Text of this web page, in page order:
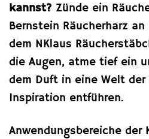
kannst? Zünde ein
Bernstein Räucherharz
dem NKlaus
die Augen, atme tief ein
dem Duft in eine Welt
Inspiration entführen.
Anwendungsbereiche der